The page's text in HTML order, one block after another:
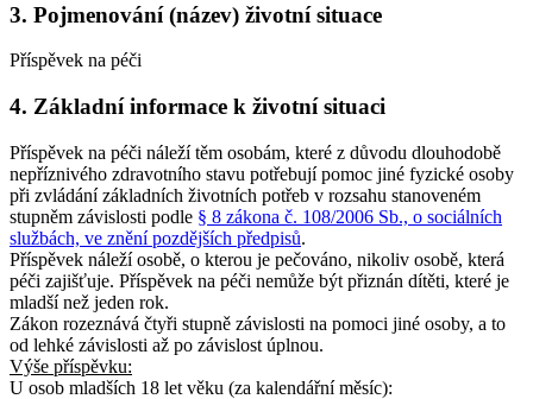
3. Pojmenování (název) životní situace
Příspěvek na péči
4. Základní informace k životní situaci
Příspěvek na péči náleží těm osobám, které z důvodu dlouhodobě
nepříznivého zdravotního stavu potřebují pomoc jiné fyzické osoby
při zvládání základních životních potřeb v rozsahu stanoveném
stupněm závislosti podle § 8 zákona č. 108/2006 Sb., o sociálních
službách, ve znění pozdějších předpisů.
Příspěvek náleží osobě, o kterou je pečováno, nikoliv osobě, která
péči zajišťuje. Příspěvek na péči nemůže být přiznán dítěti, které je
mladší než jeden rok.
Zákon rozeznává čtyři stupně závislosti na pomoci jiné osoby, a to
od lehké závislosti až po závislost úplnou.
Výše příspěvku:
U osob mladších 18 let věku (za kalendářní měsíc):